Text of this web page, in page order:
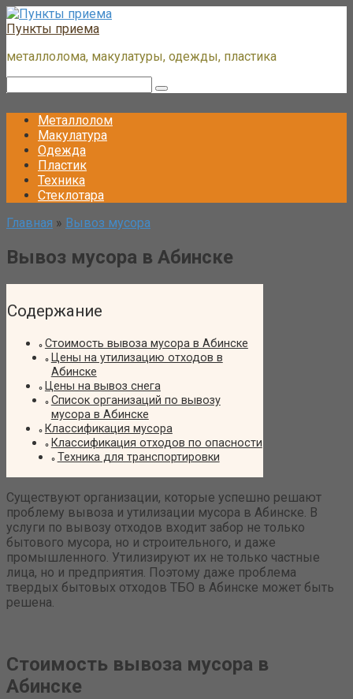
Перейти
к
Пункты приема
металлолома, макулатуры, одежды, пластика
Металлолом
Макулатура
Одежда
Пластик
Техника
Стеклотара
Главная » Вывоз мусора
Вывоз мусора в Абинске
Содержание
Стоимость вывоза мусора в Абинске
Цены на утилизацию отходов в
Абинске
Цены на вывоз снега
Список организаций по вывозу
мусора в Абинске
Классификация мусора
Классификация отходов по опасности
Техника для транспортировки
Существуют организации, которые успешно решают
проблему вывоза и утилизации мусора в Абинске. В
услуги по вывозу отходов входит забор не только
бытового мусора, но и строительного, и даже
промышленного. Утилизируют их не только частные
лица, но и предприятия. Поэтому даже проблема
твердых бытовых отходов ТБО в Абинске может быть
решена.
Стоимость вывоза мусора в
Абинске